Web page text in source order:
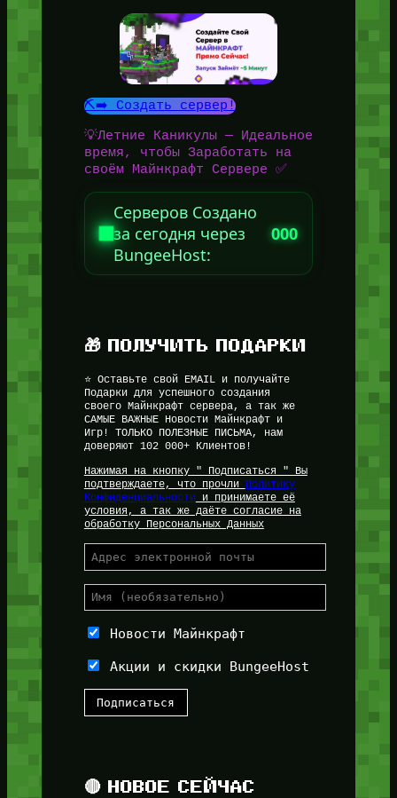
⛏️➡️ Создать сервер!
💡Летние Каникулы — Идеальное
время, чтобы Заработать на
своём Майнкрафт Сервере ✅
Серверов Создано
за сегодня через
BungeeHost:
000
🎁 ПОЛУЧИТЬ ПОДАРКИ
⭐ Оставьте свой EMAIL и получайте
Подарки для успешного создания
своего Майнкрафт сервера, а так же
САМЫЕ ВАЖНЫЕ Новости Майнкрафт и
Игр! ТОЛЬКО ПОЛЕЗНЫЕ ПИСЬМА, нам
доверяют 102 000+ Клиентов!
Нажимая на кнопку " Подписаться " Вы
подтверждаете, что прочли Политику
Конфиденциальностии принимаете её
условия, а так же даёте согласие на
обработку Персональных Данных
Новости Майнкрафт
Акции и скидки BungeeHost
🔴 НОВОЕ СЕЙЧАС